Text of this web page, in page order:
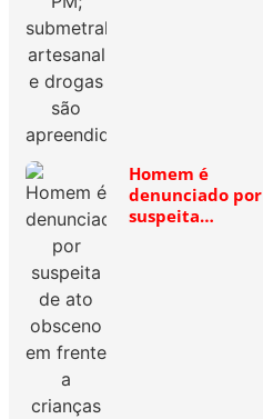
Homem é
denunciado por
suspeita…